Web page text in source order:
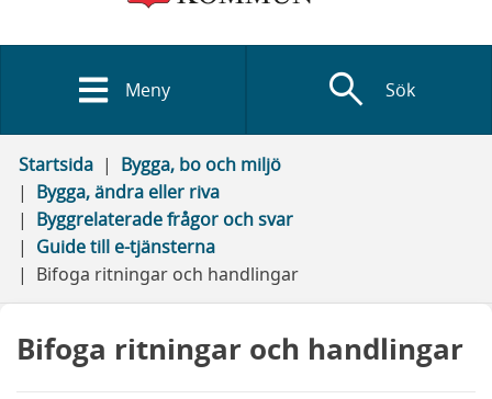
Meny search Sök
Startsida
Bygga, bo och miljö
Bygga, ändra eller riva
Byggrelaterade frågor och svar
Guide till e-tjänsterna
Bifoga ritningar och handlingar
Bifoga ritningar och handlingar